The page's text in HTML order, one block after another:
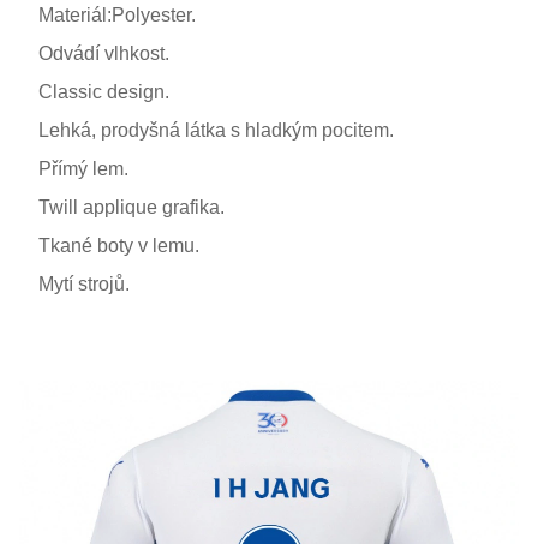
Materiál:Polyester.
Odvádí vlhkost.
Classic design.
Lehká, prodyšná látka s hladkým pocitem.
Přímý lem.
Twill applique grafika.
Tkané boty v lemu.
Mytí strojů.